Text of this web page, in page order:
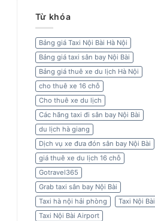
Từ khóa
Bảng giá Taxi Nội Bài Hà Nội
Bảng giá taxi sân bay Nội Bài
Bảng giá thuê xe du lịch Hà Nội
cho thuê xe 16 chỗ
Cho thuê xe du lịch
Các hãng taxi đi sân bay Nội Bài
du lịch hà giang
Dịch vụ xe đưa đón sân bay Nội Bài
giá thuê xe du lịch 16 chỗ
Gotravel365
Grab taxi sân bay Nội Bài
Taxi hà nội hải phòng
Taxi Nội Bài
Taxi Nội Bài Airport